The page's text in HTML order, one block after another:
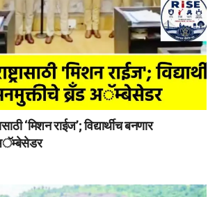
‘मिशन राईज’; विद्यार्थीच बनणार